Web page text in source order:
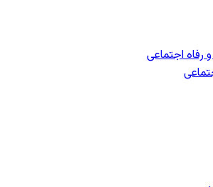
رفاه اجتماعی